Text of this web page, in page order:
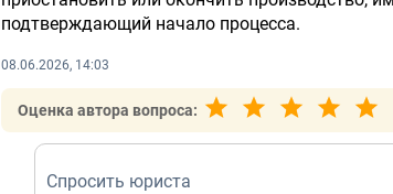
подтверждающий начало процесса.
08.06.2026, 14:03
Оценка автора вопроса:
Спросить юриста